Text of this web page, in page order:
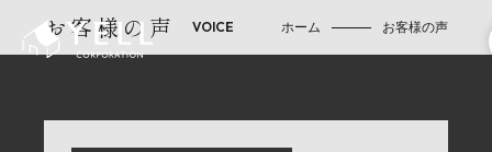
お客様の声 ホーム お客様の声